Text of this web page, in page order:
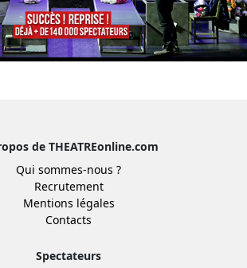
de THEATREonline.com
Qui sommes-nous ?
Recrutement
Mentions légales
Contacts
Spectateurs